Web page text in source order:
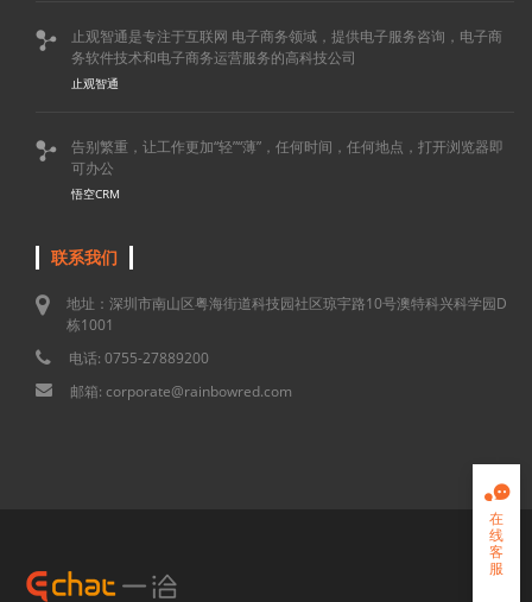

止观智通是专注于互联网 电子商务领域，提供电子服务咨询，电子商
务软件技术和电子商务运营服务的高科技公司
止观智通

告别繁重，让工作更加“轻”“薄”，任何时间，任何地点，打开浏览器即
可办公
悟空CRM
联系我们
地址：深圳市南山区粤海街道科技园社区琼宇路10号澳特科兴科学园D
栋1001
电话: 0755-27889200
邮箱: corporate@rainbowred.com

在
线
客
服